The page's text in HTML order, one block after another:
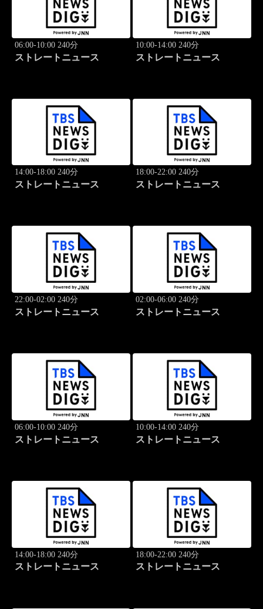
06:00-10:00 240分
ストレートニュース
10:00-14:00 240分
ストレートニュース
14:00-18:00 240分
ストレートニュース
18:00-22:00 240分
ストレートニュース
22:00-02:00 240分
ストレートニュース
02:00-06:00 240分
ストレートニュース
06:00-10:00 240分
ストレートニュース
10:00-14:00 240分
ストレートニュース
14:00-18:00 240分
ストレートニュース
18:00-22:00 240分
ストレートニュース